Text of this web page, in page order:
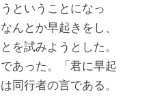
ということになっ
んとか早起きをし、
を試みようとした。
あった。「君に早起
同行者の言である。